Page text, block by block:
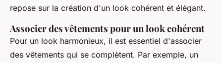
repose sur la création d'un look cohérent et élégant.
Associer des vêtements pour un look cohérent
Pour un look harmonieux, il est essentiel d'associer
des vêtements qui se complètent. Par exemple, un